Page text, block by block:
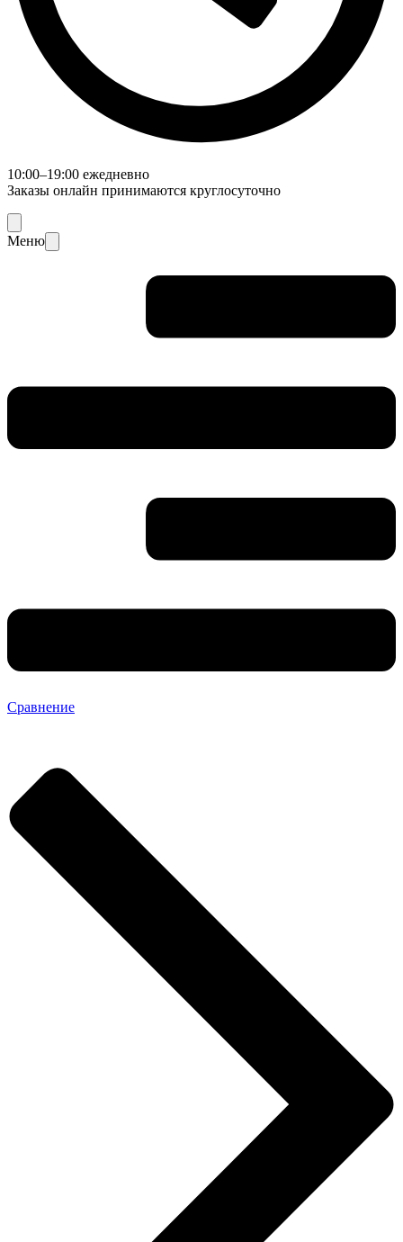
10:00–19:00 ежедневно
Заказы онлайн принимаются круглосуточно
Меню
Сравнение